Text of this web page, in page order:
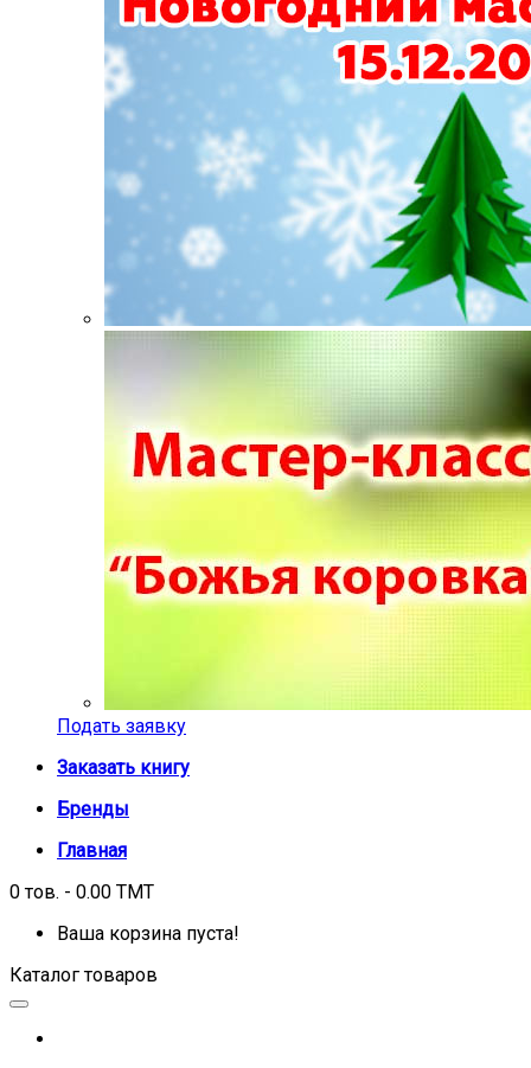
Подать заявку
Заказать книгу
Бренды
Главная
0 тов. - 0.00 TMT
Ваша корзина пуста!
Каталог товаров